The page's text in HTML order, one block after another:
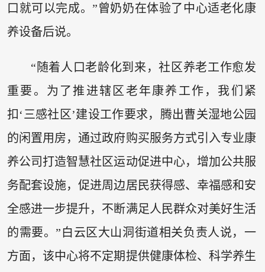
口就可以完成。”曾奶奶在体验了中心适老化康
养设备后说。
“随着人口老龄化到来，社区养老工作愈发
重要。为了推进辖区老年康养工作，我们紧
扣‘三感社区’建设工作要求，腾出曹关湿地公园
的闲置用房，通过政府购买服务方式引入专业康
养公司打造智慧社区运动促进中心，增加公共服
务配套设施，促进周边居民获得感、幸福感和安
全感进一步提升，不断满足人民群众对美好生活
的需要。”白云区大山洞街道相关负责人说，一
方面，该中心将不定期提供健康体检、科学养生